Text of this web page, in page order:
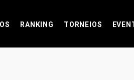
RANKING TORNEIOS